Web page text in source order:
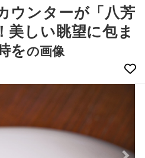
ウンターが「八芳
美しい眺望に包ま
をの画像